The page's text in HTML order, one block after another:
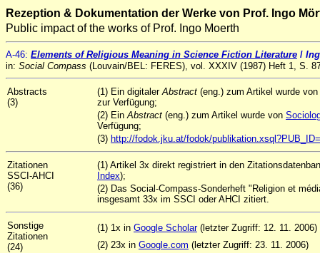
Rezeption & Dokumentation der Werke von Prof. Ingo
Public impact of the works of Prof. Ingo Moerth
A-46: Elements of Religious Meaning in Science Fiction Literature /
in: Social Compass (Louvain/BEL: FERES), vol. XXXIV (1987) Heft 1, S.
Abstracts
(3)
(1) Ein digitalerAbstract (eng.) zum Artikel wurde
zur Verfügung;
(2) EinAbstract (eng.) zum Artikel wurde von
Verfügung;
(3) http://fodok.jku.at/fodok/
Zitationen
SSCI-AHCI
(36)
(1) Artikel 3x direkt registriert in den
Index);
(2) Das Social-Compass-Sonderheft "Religion et
insgesamt 33x im SSCI oder AHCI zitiert.
Sonstige
Zitationen
(24)
(1) 1x in Google Scholar(letzter Zugriff: 12. 11. 2006)
(2) 23x in Google.com (letzter Zugriff: 23. 11. 2006)